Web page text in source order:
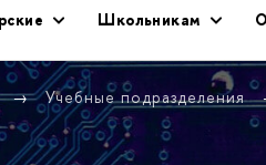
Школьникам
Учебные подразделения